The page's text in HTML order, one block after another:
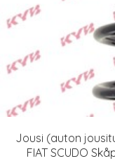
Jousi (auton
FIAT SCUDO